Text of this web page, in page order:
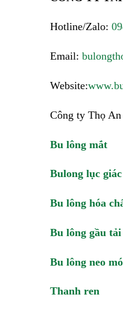
Hotline/Zalo:
Email:
Website:
Công ty Thọ An
Bu lông mắt
Bulong lục
Bu lông hóa
Bu lông gầu tải
Bu lông neo
Thanh ren